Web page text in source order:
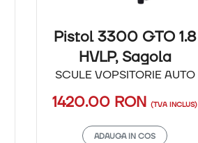
Pistol 3300 GTO 1.8
HVLP, Sagola
SCULE VOPSITORIE AUTO
1420.00 RON(TVA INCLUS)
ADAUGA IN COS